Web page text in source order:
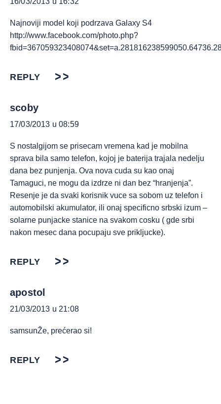
Najnoviji model koji podrzava Galaxy S4
http://www.facebook.com/photo.php?
REPLY
scoby
17/03/2013 u 08:59
S nostalgijom se prisecam vremena kad je mobilna
sprava bila samo telefon, kojoj je baterija trajala nedelju
dana bez punjenja. Ova nova cuda su kao onaj
Tamaguci, ne mogu da izdrze ni dan bez “hranjenja”.
Resenje je da svaki korisnik vuce sa sobom uz telefon i
automobilski akumulator, ili onaj specificno srbski izum –
solarne punjacke stanice na svakom cosku ( gde srbi
nakon mesec dana pocupaju sve prikljucke).
REPLY
apostol
21/03/2013 u 21:08
samsunŽe, prećerao si!
REPLY